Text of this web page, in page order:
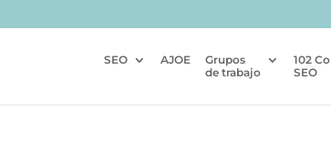
SEO AJOE
Grupos
de trabajo
102
SEO